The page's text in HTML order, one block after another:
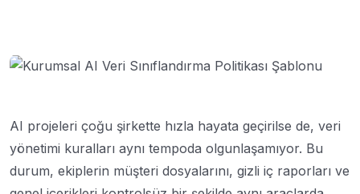
AI projeleri çoğu şirkette hızla hayata geçirilse de, veri
yönetimi kuralları aynı tempoda olgunlaşamıyor. Bu
durum, ekiplerin müşteri dosyalarını, gizli iç raporları ve